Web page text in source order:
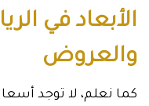
الأبعاد في
والعروض
كما نعلم، لا توجد